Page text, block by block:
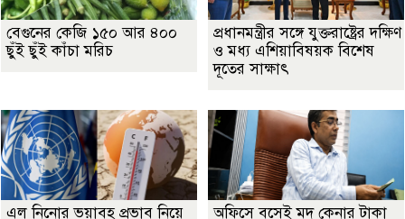
বেগুনের কেজি ১৫০ আর ৪০০
ছুঁই ছুঁই কাঁচা মরিচ
প্রধানমন্ত্রীর সঙ্গে যুক্তরাষ্ট্রের দক্ষিণ
ও মধ্য এশিয়াবিষয়ক বিশেষ
দূতের সাক্ষাৎ
এল নিনোর ভয়াবহ প্রভাব নিয়ে
অফিসে বসেই মদ কেনার টাকা